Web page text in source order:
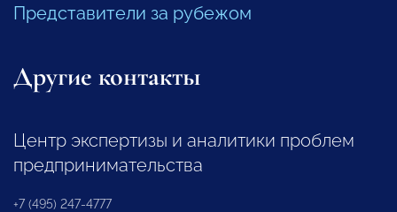
Представители за рубежом
Другие контакты
Центр экспертизы и аналитики проблем
предпринимательства
+7 (495) 247-4777